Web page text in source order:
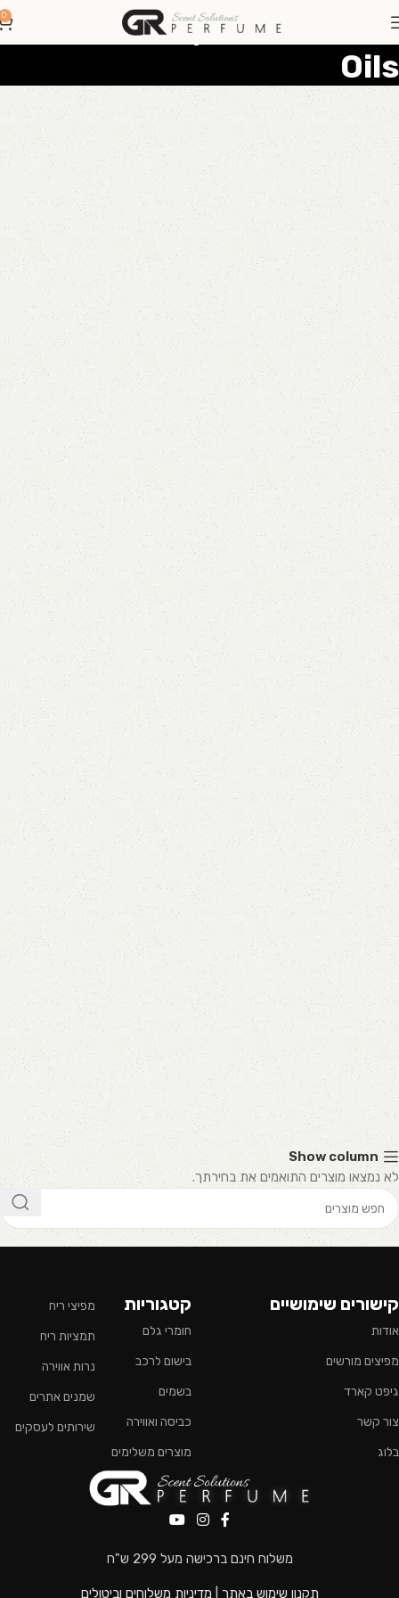
0
שמנים אתריים | Essential
Oils
Show column
לא נמצאו מוצרים התואמים את בחירתך.
קישורים שימושיים
אודות
מפיצים מורשים
גיפט קארד
צור קשר
בלוג
קטגוריות
חומרי גלם
בישום לרכב
בשמים
כביסה ואווירה
מוצרים משלימים
מפיצי ריח
תמציות ריח
נרות אווירה
שמנים אתרים
שירותים לעסקים
משלוח חינם ברכישה מעל 299 ש"ח
תקנון שימוש באתר מדיניות משלוחים וביטולים